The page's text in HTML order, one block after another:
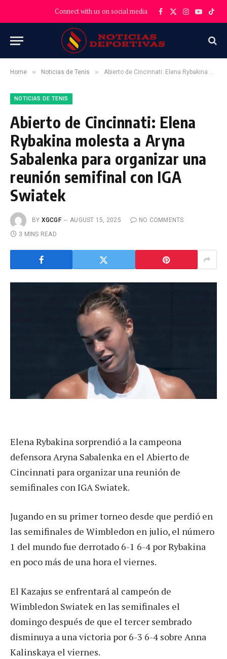
Connect with us on social media Facebook
X
Instagram
YouTube
Home » Noticias de Tenis » Abierto de Cincinnati: Elena Rybakina molesta a Aryna Sabalenka para organizar una reunión semifinal con IGA Swiatek
NOTICIAS DE TENIS
Abierto de Cincinnati: Elena
Rybakina molesta a Aryna
Sabalenka para organizar una
reunión semifinal con IGA
Swiatek
BY XGCGF AUGUST 15, 2025
NO COMMENTS
3 MINS READ
Elena Rybakina sorprendió a la campeona
defensora Aryna Sabalenka en el Abierto de
Cincinnati para organizar una reunión de
semifinales con IGA Swiatek.
Jugando en su primer torneo desde que perdió en
las semifinales de Wimbledon en julio, el número
1 del mundo fue derrotado 6-1 6-4 por Rybakina
en poco más de una hora el viernes.
El Kazajus se enfrentará al campeón de
Wimbledon Swiatek en las semifinales el
domingo después de que el tercer sembrado
disminuya a una victoria por 6-3 6-4 sobre Anna
Kalinskaya el viernes.